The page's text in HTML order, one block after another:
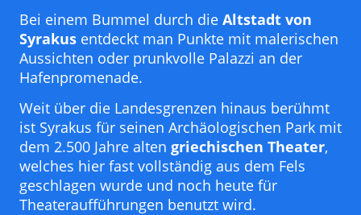
Bei einem Bummel durch die Altstadt von
Syrakus entdeckt man Punkte mit malerischen
Aussichten oder prunkvolle Palazzi an der
Hafenpromenade.
Weit über die Landesgrenzen hinaus berühmt
ist Syrakus für seinen Archäologischen Park mit
dem 2.500 Jahre alten griechischen Theater,
welches hier fast vollständig aus dem Fels
geschlagen wurde und noch heute für
Theateraufführungen benutzt wird.